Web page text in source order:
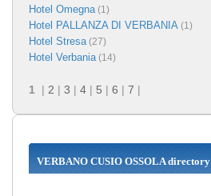
Hotel Omegna(1)
Hotel PALLANZA DI VERBANIA (1)
Hotel Stresa(27)
Hotel Verbania(14)
1 | 2 | 3 | 4 | 5 | 6 | 7 |
VERBANO CUSIO OSSOLA directory